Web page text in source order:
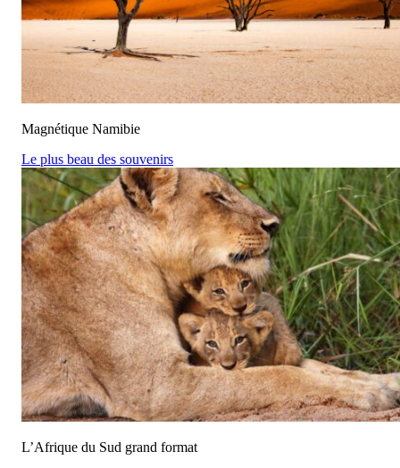
Magnétique Namibie
Le plus beau des souvenirs
L’Afrique du Sud grand format